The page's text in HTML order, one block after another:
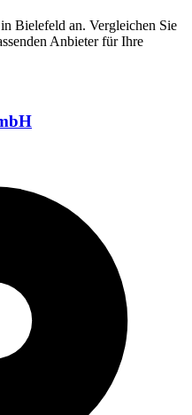
Bielefeld an. Vergleichen Sie
Anbieter für Ihre